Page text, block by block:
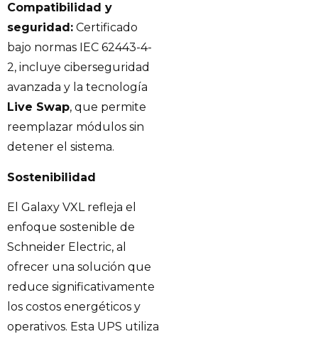
Compatibilidad y
seguridad: Certificado
bajo normas IEC 62443-4-
2, incluye ciberseguridad
avanzada y la tecnología
Live Swap, que permite
reemplazar módulos sin
detener el sistema.
Sostenibilidad
El Galaxy VXL refleja el
enfoque sostenible de
Schneider Electric, al
ofrecer una solución que
reduce significativamente
los costos energéticos y
operativos. Esta UPS utiliza